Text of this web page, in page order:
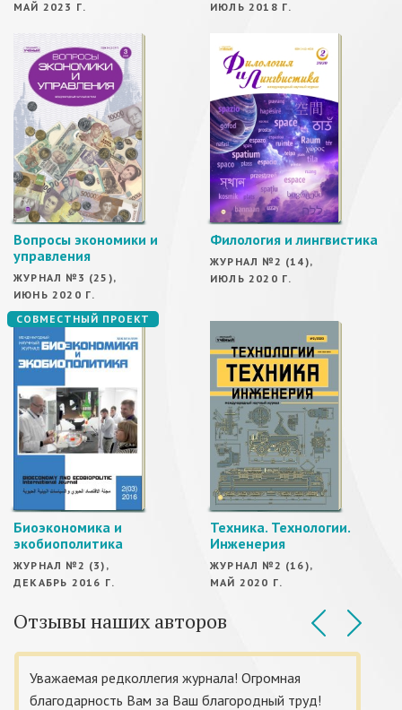
МАЙ 2023 Г.
ИЮЛЬ 2018 Г.
Вопросы экономики и
управления
ЖУРНАЛ №3 (25),
ИЮНЬ 2020 Г.
Филология и лингвистика
ЖУРНАЛ №2 (14),
ИЮЛЬ 2020 Г.
Биоэкономика и
экобиополитика
ЖУРНАЛ №2 (3),
ДЕКАБРЬ 2016 Г.
СОВМЕСТНЫЙ ПРОЕКТ
Техника. Технологии.
Инженерия
ЖУРНАЛ №2 (16),
МАЙ 2020 Г.
Отзывы наших авторов
Уважаемая редколлегия журнала! Огромная
благодарность Вам за Ваш благородный труд!